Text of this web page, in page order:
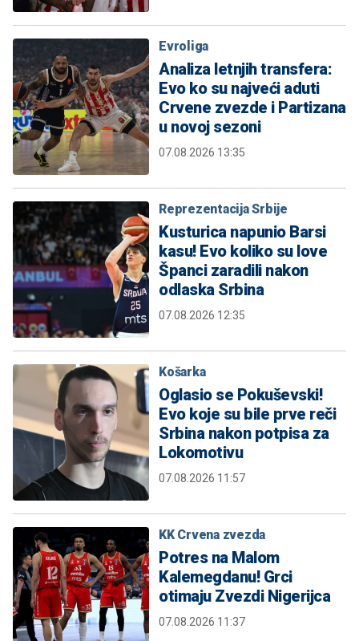
Evroliga
Analiza letnjih transfera:
Evo ko su najveći aduti
Crvene zvezde i Partizana
u novoj sezoni
07.08.2026 13:35
Reprezentacija Srbije
Kusturica napunio Barsi
kasu! Evo koliko su love
Španci zaradili nakon
odlaska Srbina
07.08.2026 12:35
Košarka
Oglasio se Pokuševski!
Evo koje su bile prve reči
Srbina nakon potpisa za
Lokomotivu
07.08.2026 11:57
KK Crvena zvezda
Potres na Malom
Kalemegdanu! Grci
otimaju Zvezdi Nigerijca
07.08.2026 11:37